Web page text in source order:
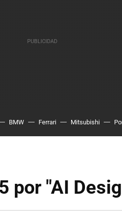
BMW Ferrari Mitsubishi
por "AI